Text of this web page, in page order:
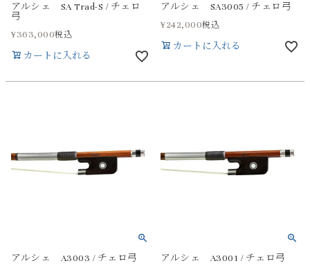
アルシェ SA Trad-S / チェロ
弓
¥363,000税込
カートに入れる
アルシェ SA3005 / チェロ弓
¥242,000税込
カートに入れる
アルシェ A3003 / チェロ弓
アルシェ A3001 / チェロ弓